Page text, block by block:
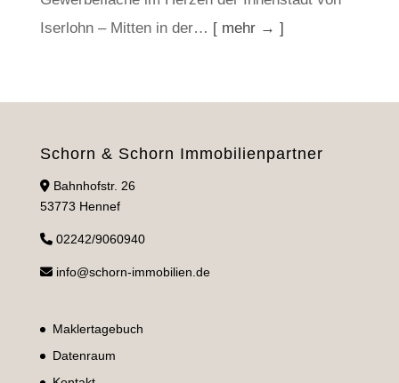
Iserlohn – Mitten in der… [ mehr → ]
Schorn & Schorn Immobilienpartner
Bahnhofstr. 26
53773 Hennef
02242/9060940
info@schorn-immobilien.de
Maklertagebuch
Datenraum